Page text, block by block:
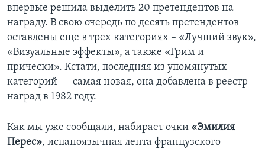
впервые решила выделить 20 претендентов на
награду. В свою очередь по десять претендентов
оставлены еще в трех категориях – «Лучший звук»,
«Визуальные эффекты», а также «Грим и
прически». Кстати, последняя из упомянутых
категорий — самая новая, она добавлена в реестр
наград в 1982 году.
Как мы уже сообщали, набирает очки «Эмилия
Перес», испаноязычная лента французского